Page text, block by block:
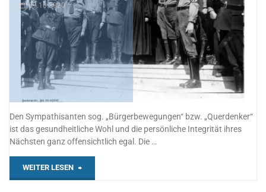
09.10.2020
Den Sympathisanten sog. „Bürgerbewegungen“ bzw. „Querdenker“
ist das gesundheitliche Wohl und die persönliche Integrität ihres
Nächsten ganz offensichtlich egal. Die …
WEITER LESEN "Widerstand?"